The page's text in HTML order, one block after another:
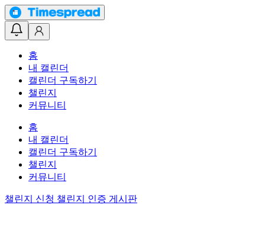
홈
내 캘린더
캘린더 구독하기
챌린지
커뮤니티
홈
내 캘린더
캘린더 구독하기
챌린지
커뮤니티
챌린지 신청 챌린지 인증 게시판